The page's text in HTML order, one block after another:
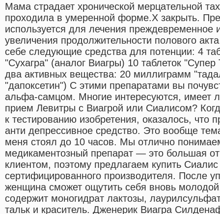
Мама страдает хронической мерцательной
проходила в умеренной форме.X закрыть.
используется для лечения преждевременное
увеличения продолжительности полового
себе следующие средства для потенции: 4
"Сухагра" (аналог Виагры) 10 таблеток
два активных вещества: 20 миллиграмм
"дапоксетин") С этими препаратами вы
альфа-самцом. Многие интересуются, имеет
прием Левитры с Виагрой или Сиалисом?
к тестированию изобретения, оказалось, что
анти депрессивное средство. Это вообще
меня стоял до 10 часов. Мы отлично
медикаментозный препарат — это большая
клиентом, поэтому предлагаем купить Сиалис
сертифицированного производителя. После
женщина сможет ощутить себя вновь
содержит моногидрат лактозы,
тальк и краситель. Дженерик Виагра